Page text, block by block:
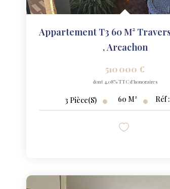
,Arcachon
510 000 €
dont 4,08% TTC d'honoraires
3 Pièce(s) 60 M² Réf :